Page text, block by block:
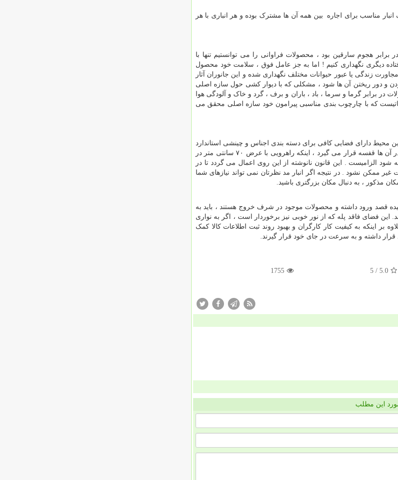
مناسب برای اجاره بین همه آن ها مشترک بوده و هر انباری با هر
هجوم سارقین بود ، محصولات فراوانی را می توانستیم تنها با
دیگری نگهداری کنیم ! اما به جز عامل فوق ، سلامت خود محصول
زندگی یا عبور حیوانات مختلف نگهداری شده و این جانوران آثار
و دور ریختن آن ها شود ، مشکلی که با دیوار کشی حول سازه اصلی
در برابر گرما و سرما ، باد ، باران و برف ، گرد و خاک و آلودگی هوا
که با چارچوب بندی مناسبی پیرامون خود سازه اصلی محقق می
محیط دارای فضایی کافی برای دسته بندی اجناس و چینشی استاندارد
باشد از اهمیت فراوانی برخوردار است . به عنوان مثال در انبارهایی که در آن ها قفسه قرار می گیرد ، اینکه راهرویی با عرض ۷۰ سانتی متر در
الزامیست . این قانون نانوشته از این روی اعمال می گردد تا در
ممکن نشود . در نتیجه اگر انبار مد نظرتان نمی تواند نیازهای شما
مذکور ، به دنبال مکان بزرگتری باشید.
قصد ورود داشته و محصولات موجود در شرف خروج هستند ، باید به
فضای فاقد پله که از نور خوبی نیز برخوردار است ، اگر به نواری
بر اینکه به کیفیت کار کارگران و بهبود روند ثبت اطلاعات کالا کمک
داشته و به سرعت در جای خود قرار گیرند.
5.0
/ 5
1755
این مطلب